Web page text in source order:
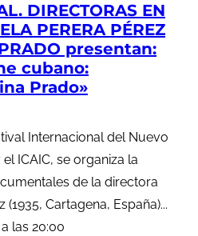
DIRECTORAS EN
PERERA PÉREZ
presentan:
cubano:
Prado»
Internacional del Nuevo
ICAIC, se organiza la
de la directora
Cartagena, España)...
las 20:00